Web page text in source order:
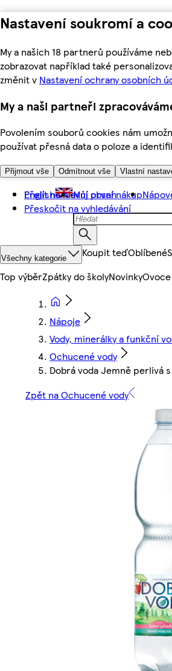
Nastavení soukromí a
My a našich 18 partnerů používáme
zobrazovat například také
změnit v Nastavení ochrany osobních
My a naši partneři
Povolením souborů cookies nám
používat přesná data o poloze a
Přijmout vše Odmítnout vše Vlastní
Přejít na hlavní obsah
Přeskočit na vyhledávání
English Můj první nákup
Všechny kategorie Koupit teďOblíbené
Top výběrZpátky do školyNovinky
Nápoje
Vody, minerálky a funkční
Ochucené vody
Dobrá voda Jemně perlivá
Zpět na Ochucené vody